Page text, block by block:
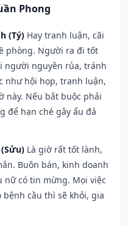
Phong
(Tý) Hay tranh luận, cãi
phòng. Người ra đi tốt
người nguyền rủa, tránh
như hội họp, tranh luận,
này. Nếu bắt buộc phải
để hạn ché gây ẩu đả
Là giờ rất tốt lành,
Buôn bán, kinh doanh
nữ có tin mừng. Mọi việc
cầu thì sẽ khỏi, gia